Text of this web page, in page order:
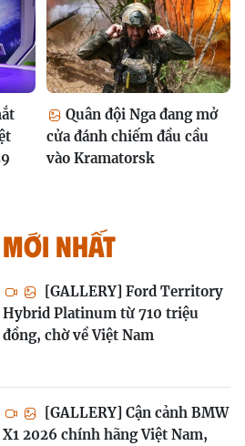
Quân đội Nga đang mở
cửa đánh chiếm đầu cầu
vào Kramatorsk
NHẤT
[GALLERY] Ford Territory
Hybrid Platinum từ 710 triệu
đồng, chờ về Việt Nam
[GALLERY] Cận cảnh BMW
X1 2026 chính hãng Việt Nam,